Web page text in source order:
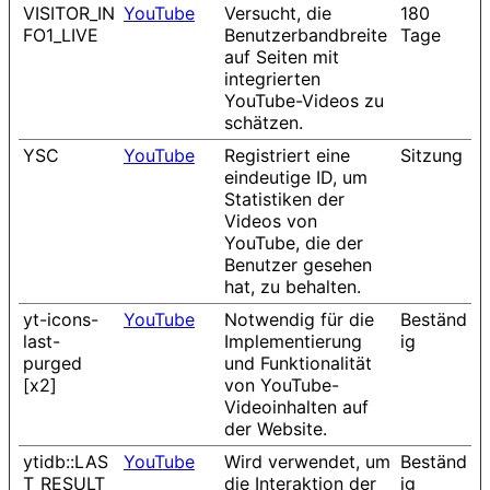
VISITOR_IN
FO1_LIVE
YouTube
Versucht, die
Benutzerbandbreite
auf Seiten mit
integrierten
YouTube-Videos zu
schätzen.
180
Tage
YSC YouTube
Registriert eine
eindeutige ID, um
Statistiken der
Videos von
YouTube, die der
Benutzer gesehen
hat, zu behalten.
Sitzung
yt-icons-
last-
purged
[x2]
YouTube
Notwendig für die
Implementierung
und Funktionalität
von YouTube-
Videoinhalten auf
der Website.
Beständ
ig
ytidb::LAS
T_RESULT_
YouTube
Wird verwendet, um
die Interaktion der
Beständ
ig